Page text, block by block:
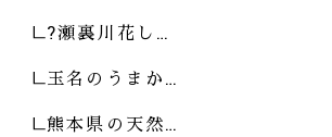
?瀬裏川花し…
玉名のうまか…
熊本県の天然…